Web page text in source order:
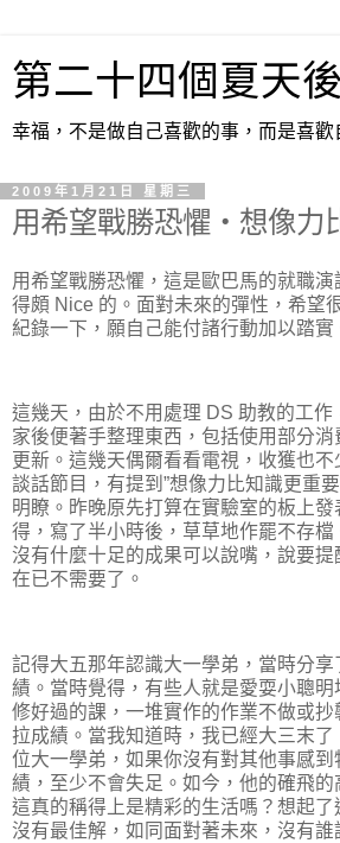
第二十四個夏天後
幸福，不是做自己喜歡的事，而是喜歡
2009年1月21日 星期三
用希望戰勝恐懼‧想像力
用希望戰勝恐懼，這是歐巴馬的就職
得頗 Nice 的。面對未來的彈性，希望
紀錄一下，願自己能付諸行動加以踏實
這幾天，由於不用處理 DS 助教的工作
家後便著手整理東西，包括使用部分
更新。這幾天偶爾看看電視，收獲也
談話節目，有提到”想像力比知識更重
明瞭。昨晚原先打算在實驗室的板上
得，寫了半小時後，草草地作罷不存
沒有什麼十足的成果可以說嘴，說要
在已不需要了。
記得大五那年認識大一學弟，當時分
績。當時覺得，有些人就是愛耍小聰
修好過的課，一堆實作的作業不做或
拉成績。當我知道時，我已經大三末
位大一學弟，如果你沒有對其他事感
績，至少不會失足。如今，他的確飛的
這真的稱得上是精彩的生活嗎？想起
沒有最佳解，如同面對著未來，沒有